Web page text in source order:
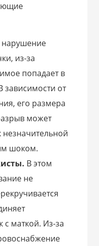
нарушение
из-за
попадает в
от
его размера
может
незначительной
шоком.
В этом
не
маткой. Из-за